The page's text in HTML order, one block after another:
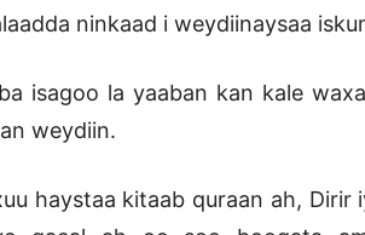
ninkaad i weydiinaysaa
isagoo la yaaban kan kale
weydiin.
haystaa kitaab quraan ah,